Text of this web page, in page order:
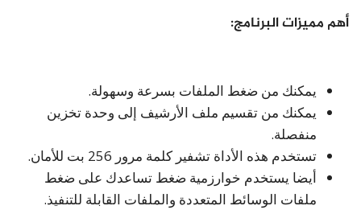
أهم مميزات البرنامج:
يمكنك من ضغط الملفات بسرعة وسهولة.
يمكنك من تقسيم ملف الأرشيف إلى وحدة تخزين
منفصلة.
تستخدم هذه الأداة تشفير كلمة مرور 256 بت للأمان.
أيضا يستخدم خوارزمية ضغط تساعدك على ضغط
ملفات الوسائط المتعددة والملفات القابلة للتنفيذ.